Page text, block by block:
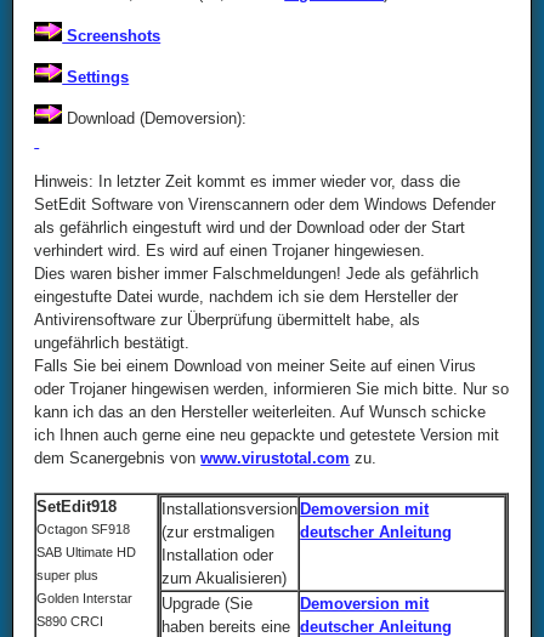
Screenshots
Settings
Download (Demoversion):
Hinweis: In letzter Zeit kommt es immer wieder vor, dass die
SetEdit Software von Virenscannern oder dem Windows Defender
als gefährlich eingestuft wird und der Download oder der Start
verhindert wird. Es wird auf einen Trojaner hingewiesen.
Dies waren bisher immer Falschmeldungen! Jede als gefährlich
eingestufte Datei wurde, nachdem ich sie dem Hersteller der
Antivirensoftware zur Überprüfung übermittelt habe, als
ungefährlich bestätigt.
Falls Sie bei einem Download von meiner Seite auf einen Virus
oder Trojaner hingewisen werden, informieren Sie mich bitte. Nur so
kann ich das an den Hersteller weiterleiten. Auf Wunsch schicke
ich Ihnen auch gerne eine neu gepackte und getestete Version mit
dem Scanergebnis vonwww.virustotal.com zu.
SetEdit918
Octagon SF918
SAB Ultimate HD
super plus
Golden Interstar
S890 CRCI
Installationsversion
(zur erstmaligen
Installation oder
zum Akualisieren)
Demoversion mit
deutscher Anleitung
Upgrade (Sie
haben bereits eine
Demoversion mit
deutscher Anleitung